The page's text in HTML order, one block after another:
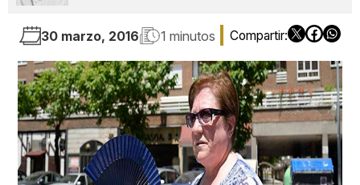
30 marzo, 2016 1 minutos